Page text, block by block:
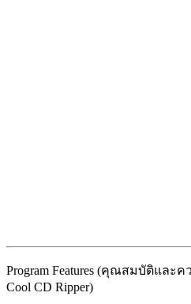
Program Features (คุณสมบัติและ
Cool CD Ripper)